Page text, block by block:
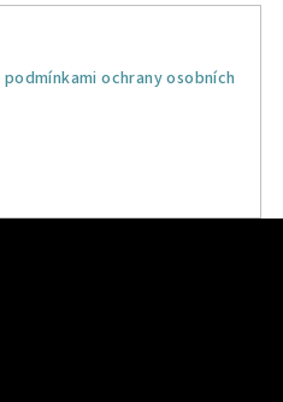
podmínkami ochrany osobních